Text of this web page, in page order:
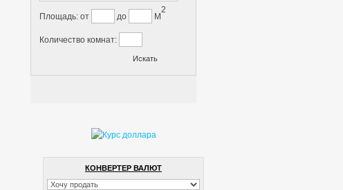
Площадь: от до M
2
Количество комнат:
КОНВЕРТЕР ВАЛЮТ